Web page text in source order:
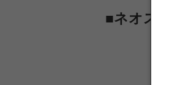
■ネオスリン